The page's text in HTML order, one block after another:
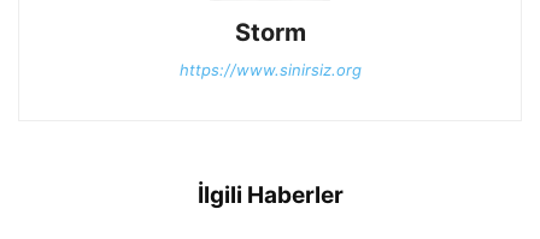
Storm
https://www.sinirsiz.org
İlgili Haberler